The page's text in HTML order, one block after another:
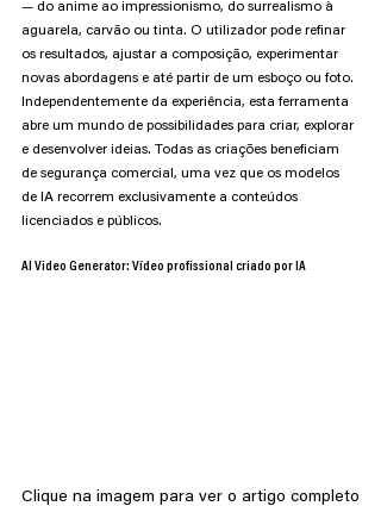
— do anime ao impressionismo, do surrealismo à
aguarela, carvão ou tinta. O utilizador pode refinar
os resultados, ajustar a composição, experimentar
novas abordagens e até partir de um esboço ou foto.
Independentemente da experiência, esta ferramenta
abre um mundo de possibilidades para criar, explorar
e desenvolver ideias. Todas as criações beneficiam
de segurança comercial, uma vez que os modelos
de IA recorrem exclusivamente a conteúdos
licenciados e públicos.
AI Video Generator: Vídeo profissional criado por IA
Clique na imagem para ver o artigo completo